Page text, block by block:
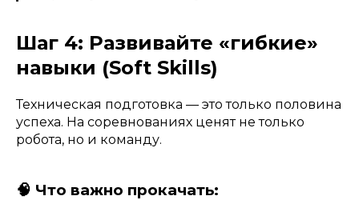
Шаг 4: Развивайте «гибкие»
навыки (Soft Skills)
Техническая подготовка — это только половина
успеха. На соревнованиях ценят не только
робота, но и команду.
🧠 Что важно прокачать: